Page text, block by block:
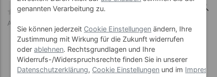
Art-Nr. 03911
genannten Verarbeitung zu.
Sie können jederzeit Cookie Einstellungen ändern, Ihre
Zustimmung mit Wirkung für die Zukunft widerrufen
oderablehnen. Rechtsgrundlagen und Ihre
Widerrufs-/Widerspruchsrechte finden Sie in unserer
Datenschutzerklärung, Cookie Einstellungen und im